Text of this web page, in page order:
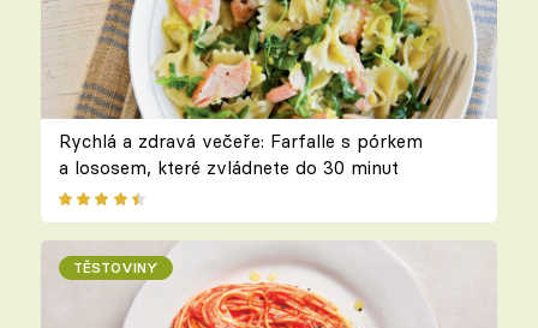
Rychlá a zdravá večeře: Farfalle s pórkem
a lososem, které zvládnete do 30 minut
TĚSTOVINY